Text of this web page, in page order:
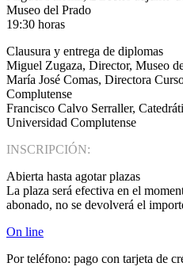
Museo del Prado
19:30 horas
Clausura y entrega de diplomas
Miguel Zugaza, Director, Museo
María José Comas, Directora
Complutense
Francisco Calvo Serraller,
Universidad Complutense
INSCRIPCIÓN:
Abierta hasta agotar plazas
La plaza será efectiva en el
abonado, no se devolverá el
On line
Por teléfono: pago con tarjeta de